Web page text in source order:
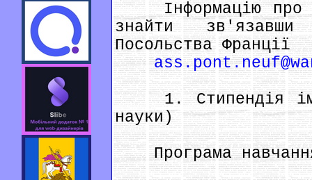
Інформацію про
знайти
Посольства Франції
1. Стипендія ім.
науки)
Програма